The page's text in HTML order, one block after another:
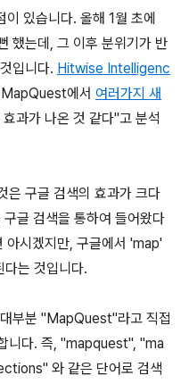
있습니다. 올해 1월 초에
했는데, 그 이후 분위기가 반
입니다. Hitwise Intelligenc
에서 여러가지 새
과가 나온 것 같다"고 분석
은 구글 검색의 효과가 크다
글 검색을 통하여 들어왔다
아시겠지만, 구글에서 'map'
다는 것입니다.
부분 "MapQuest"라고 직접
니다. 즉, "mapquest", "ma
와 같은 단어로 검색